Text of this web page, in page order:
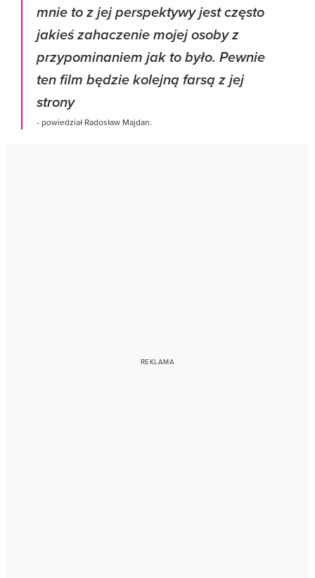
mnie to z jej perspektywy jest często
jakieś zahaczenie mojej osoby z
przypominaniem jak to było. Pewnie
ten film będzie kolejną farsą z jej
strony
- powiedział Radosław Majdan.